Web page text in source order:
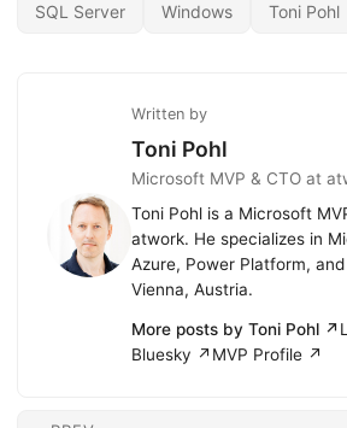
SQL Server Windows Toni Pohl
Written by
Toni Pohl
Microsoft MVP & CTO at
Toni Pohl is a Microsoft
atwork. He specializes in
Azure, Power Platform,
Vienna, Austria.
More posts by Toni Pohl ↗
Bluesky ↗ MVP Profile ↗